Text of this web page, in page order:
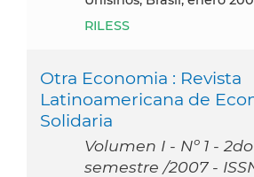
RILESS
Otra Economia : Revista
Latinoamericana de
Solidaria
Volumen I - Nº 1 - 2do
semestre /2007 -